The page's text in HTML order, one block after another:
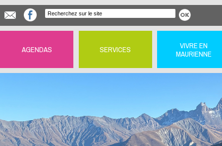
AGENDAS SERVICES
VIVRE EN
MAURIENNE